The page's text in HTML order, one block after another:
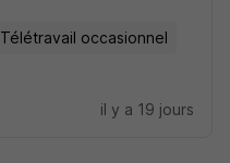
Télétravail occasionnel
il y a 19 jours